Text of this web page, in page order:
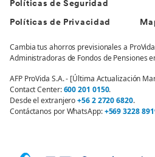
Políticas de Seguridad
Políticas de Privacidad
Cambia tus ahorros previsionales a
Administradoras de Fondos de Pensiones
AFP ProVida S.A. - [Última Actualización
Contact Center:600 201 0150.
Desde el extranjero+56 2 2720 6820.
Contáctanos por WhatsApp:+569 3228